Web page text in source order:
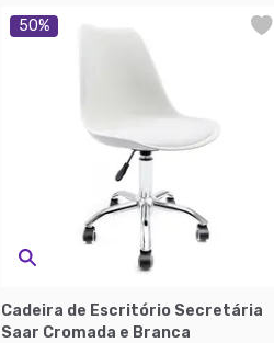
50%
Cadeira de Escritório Secretária
Saar Cromada e Branca